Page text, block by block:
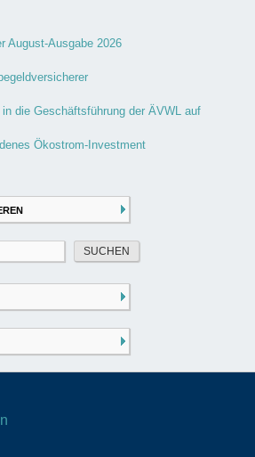
August-Ausgabe 2026
in die Geschäftsführung der ÄVWL auf
Ökostrom-Investment